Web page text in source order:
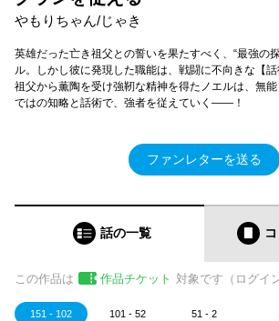
やもりちゃん/じゃき
英雄だった亡き祖父との誓いを果たすべく、“最強の
ル。しかし彼に発現した職能は、戦闘に不向きな【
祖父から薫陶を受け強靭な精神を得たノエルは、無能
ではの知略と話術で、強者を従えていく――！
ファンレターを送る
話の一覧
この作品は 作品チケット 対象です（ログイ
151 - 102 101 - 52 51 - 2